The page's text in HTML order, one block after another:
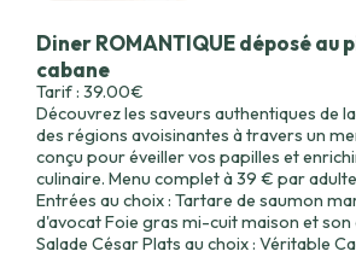
Diner ROMANTIQUE déposé au
cabane
Tarif : 39.00€
Découvrez les saveurs authentiques de
des régions avoisinantes à travers un
conçu pour éveiller vos papilles et
culinaire. Menu complet à 39 € par
Entrées au choix : Tartare de saumon
d'avocat Foie gras mi-cuit maison et son
Salade César Plats au choix : Véritable